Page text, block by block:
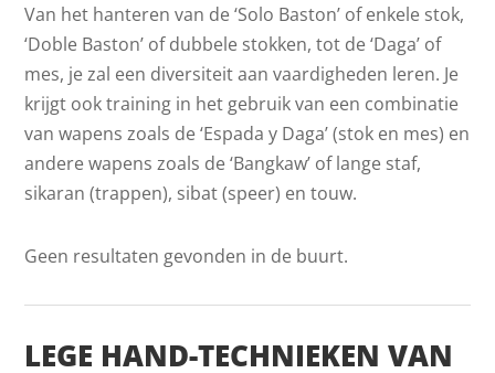
Van het hanteren van de ‘Solo Baston’ of enkele stok,
‘Doble Baston’ of dubbele stokken, tot de ‘Daga’ of
mes, je zal een diversiteit aan vaardigheden leren. Je
krijgt ook training in het gebruik van een combinatie
van wapens zoals de ‘Espada y Daga’ (stok en mes) en
andere wapens zoals de ‘Bangkaw’ of lange staf,
sikaran (trappen), sibat (speer) en touw.
Geen resultaten gevonden in de buurt.
LEGE HAND-TECHNIEKEN VAN